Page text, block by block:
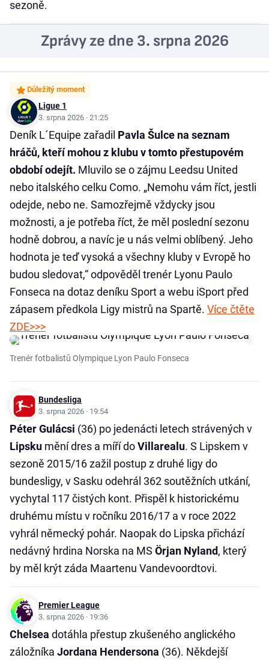
sezoně.
Zprávy ze dne 3. srpna 2026
Důležitý moment
Ligue 1
3. srpna 2026 · 21:25
Deník L´Equipe zařadil Pavla Šulce na seznam
hráčů, kteří mohou z klubu v tomto přestupovém
období odejít. Mluvilo se o zájmu Leedsu United
nebo italského celku Como. „Nemohu vám říct, jestli
odejde, nebo ne. Samozřejmě vždycky jsou
možnosti, a je potřeba říct, že měl poslední sezonu
hodně dobrou, a navíc je u nás velmi oblíbený. Jeho
hodnota je teď vysoká a všechny kluby v Evropě ho
budou sledovat,“ odpověděl trenér Lyonu Paulo
Fonseca na dotaz deníku Sport a webu iSport před
zápasem předkola Ligy mistrů na Spartě. Více čtěte
ZDE>>>
Trenér fotbalistů Olympique Lyon Paulo Fonseca
Bundesliga
3. srpna 2026 · 19:54
Péter Gulácsi (36) po jedenácti letech strávených v
Lipsku mění dres a míří doVillarealu. S Lipskem v
sezoně 2015/16 zažil postup z druhé ligy do
bundesligy, v Sasku odehrál 362 soutěžních utkání,
vychytal 117 čistých kont. Přispěl k historickému
druhému místu v ročníku 2016/17 a v roce 2022
vyhrál německý pohár. Naopak do Lipska přichází
nedávný hrdina Norska na MS Örjan Nyland, který
by měl krýt záda Maartenu Vandevoordtovi.
Premier League
3. srpna 2026 · 19:36
Chelsea dotáhla přestup zkušeného anglického
záložníka Jordana Hendersona (36). Někdejší